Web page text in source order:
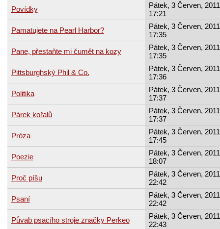
Povídky
Pátek, 3 Červen,
17:21
Pamatujete na Pearl Harbor?
Pátek, 3 Červen,
17:35
Pane, přestaňte mi čumět na kozy
Pátek, 3 Červen,
17:35
Pittsburghský Phil & Co.
Pátek, 3 Červen,
17:36
Politika
Pátek, 3 Červen,
17:37
Párek kořalů
Pátek, 3 Červen,
17:37
Próza
Pátek, 3 Červen,
17:45
Poezie
Pátek, 3 Červen,
18:07
Proč píšu
Pátek, 3 Červen,
22:42
Psaní
Pátek, 3 Červen,
22:42
Půvab psacího stroje značky Perkeo
Pátek, 3 Červen,
22:43